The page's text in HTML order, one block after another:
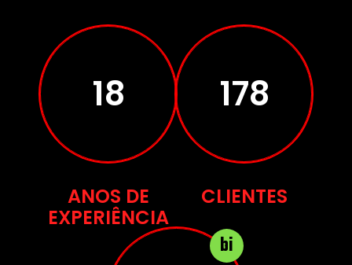
29
ANOS DE
EXPERIÊNCIA
286
CLIENTES
bi